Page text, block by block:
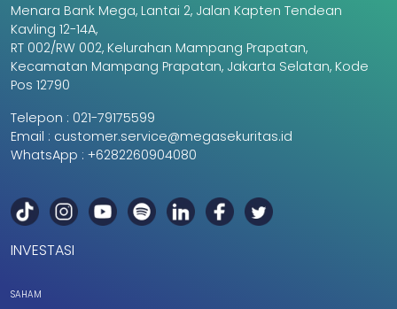
Menara Bank Mega, Lantai 2, Jalan Kapten Tendean
Kavling 12-14A,
RT 002/RW 002, Kelurahan Mampang Prapatan,
Kecamatan Mampang Prapatan, Jakarta Selatan, Kode
Pos 12790
Telepon : 021-79175599
Email : customer.service@megasekuritas.id
WhatsApp : +6282260904080
INVESTASI
SAHAM